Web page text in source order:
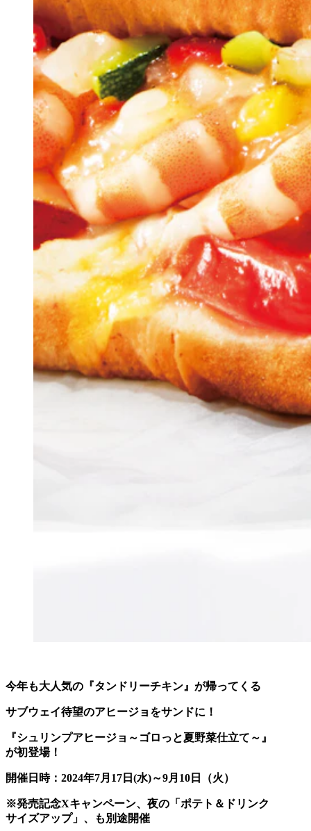
今年も大人気の『タンドリーチキン』が帰ってくる
サブウェイ待望のアヒージョをサンドに！
『シュリンプアヒージョ～ゴロっと夏野菜仕立て～』
が初登場！
開催日時：2024年7月17日(水)～9月10日（火）
※発売記念Xキャンペーン、夜の「ポテト＆ドリンク
サイズアップ」、も別途開催